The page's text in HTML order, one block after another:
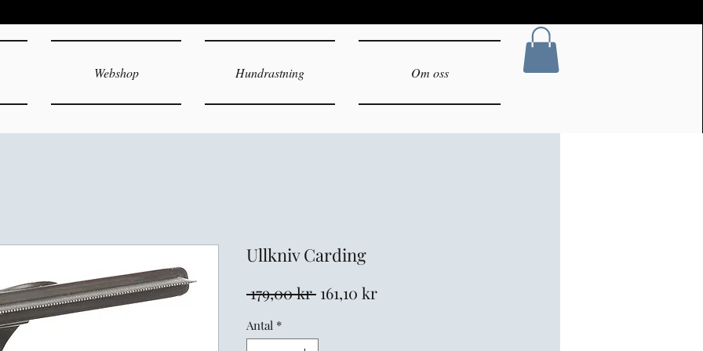
Webshop Hundrastning Om oss
Ullkniv Carding
179,00 kr Ordinarie
161,10 krReapris
Antal *